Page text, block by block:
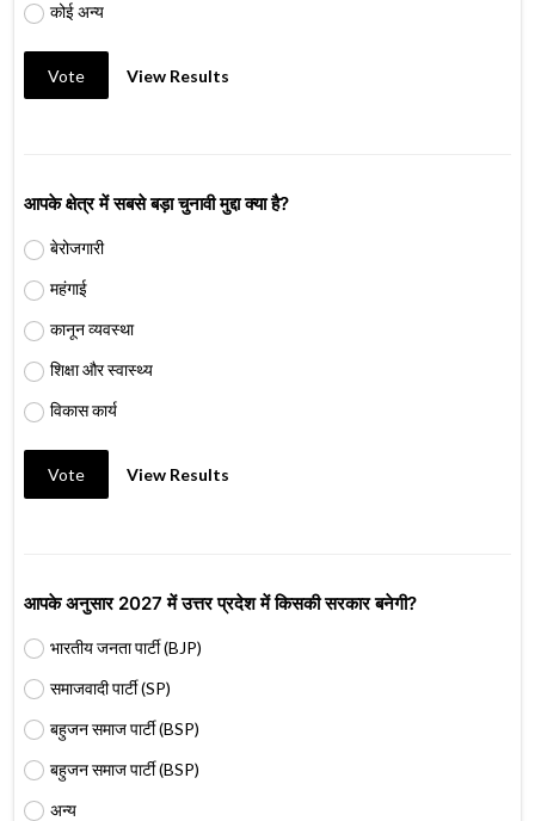
कोई अन्य
Vote View Results
आपके क्षेत्र में सबसे बड़ा चुनावी मुद्दा क्या है?
बेरोजगारी
महंगाई
कानून व्यवस्था
शिक्षा और स्वास्थ्य
विकास कार्य
Vote View Results
आपके अनुसार 2027 में उत्तर प्रदेश में किसकी सरकार बनेगी?
भारतीय जनता पार्टी (BJP)
समाजवादी पार्टी (SP)
बहुजन समाज पार्टी (BSP)
बहुजन समाज पार्टी (BSP)
अन्य